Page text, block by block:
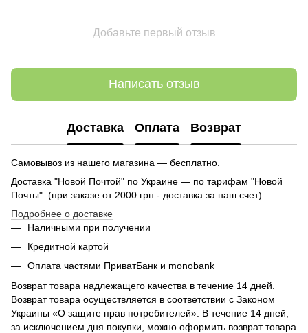
Добавьте первый отзыв
Написать отзыв
Доставка Оплата Возврат
Самовывоз из нашего магазина — бесплатно.
Доставка "Новой Почтой" по Украине — по тарифам "Новой
Почты". (при заказе от 2000 грн - доставка за наш счет)
Подробнее о доставке
Наличными при получении
Кредитной картой
Оплата частями ПриватБанк и monobank
Возврат товара надлежащего качества в течение 14 дней.
Возврат товара осуществляется в соответствии с Законом
Украины «О защите прав потребителей». В течение 14 дней,
за исключением дня покупки, можно оформить возврат товара